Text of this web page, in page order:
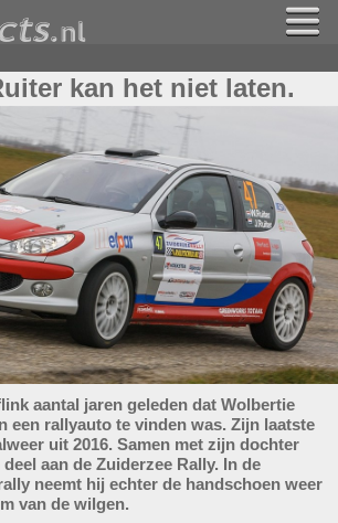
kan het niet laten.
aantal jaren geleden dat Wolbertie
een rallyauto te vinden was. Zijn laatste
uit 2016. Samen met zijn dochter
aan de Zuiderzee Rally. In de
neemt hij echter de handschoen weer
van de wilgen.